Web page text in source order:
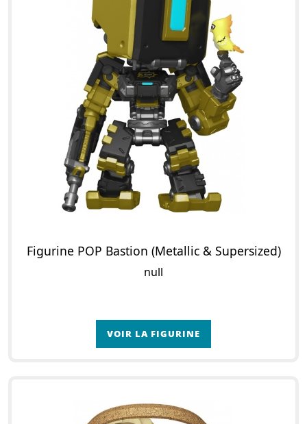
Figurine POP Bastion (Metallic & Supersized)
null
VOIR LA FIGURINE